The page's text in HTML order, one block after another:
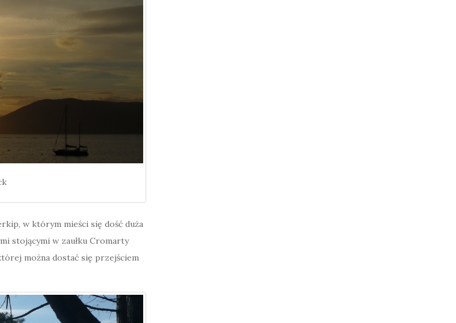
w którym mieści się dość duża
stojącymi w zaułku Cromarty
można dostać się przejściem